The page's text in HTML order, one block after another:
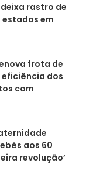
deixa rastro de
estados em
frota de
dos
com
aos 60
revolução’